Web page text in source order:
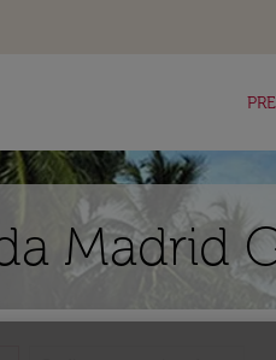
Madrid